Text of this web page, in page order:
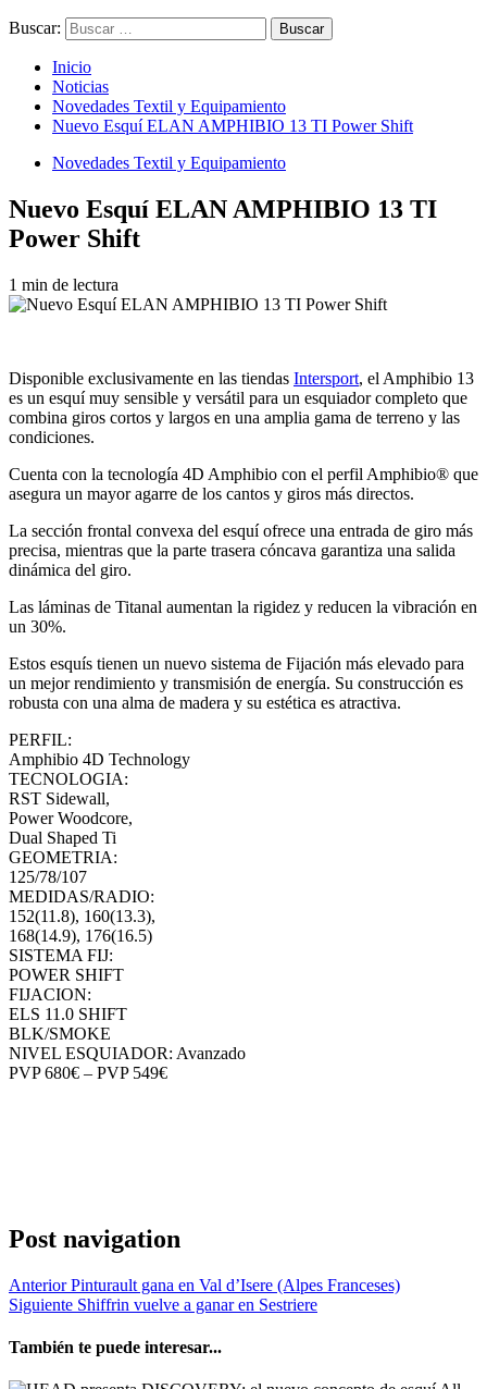
Buscar:
Inicio
Noticias
Novedades Textil y Equipamiento
Nuevo Esquí ELAN AMPHIBIO 13 TI Power Shift
Novedades Textil y Equipamiento
Nuevo Esquí ELAN AMPHIBIO 13 TI
Power Shift
1 min de lectura
Disponible exclusivamente en las tiendas Intersport, el Amphibio 13
es un esquí muy sensible y versátil para un esquiador completo que
combina giros cortos y largos en una amplia gama de terreno y las
condiciones.
Cuenta con la tecnología 4D Amphibio con el perfil Amphibio® que
asegura un mayor agarre de los cantos y giros más directos.
La sección frontal convexa del esquí ofrece una entrada de giro más
precisa, mientras que la parte trasera cóncava garantiza una salida
dinámica del giro.
Las láminas de Titanal aumentan la rigidez y reducen la vibración en
un 30%.
Estos esquís tienen un nuevo sistema de Fijación más elevado para
un mejor rendimiento y transmisión de energía. Su construcción es
robusta con una alma de madera y su estética es atractiva.
PERFIL:
Amphibio 4D Technology
TECNOLOGIA:
RST Sidewall,
Power Woodcore,
Dual Shaped Ti
GEOMETRIA:
125/78/107
MEDIDAS/RADIO:
152(11.8), 160(13.3),
168(14.9), 176(16.5)
SISTEMA FIJ:
POWER SHIFT
FIJACION:
ELS 11.0 SHIFT
BLK/SMOKE
NIVEL ESQUIADOR: Avanzado
PVP 680€ – PVP 549€
Post navigation
AnteriorPinturault gana en Val d’Isere (Alpes Franceses)
Siguiente Shiffrin vuelve a ganar en Sestriere
También te puede interesar...